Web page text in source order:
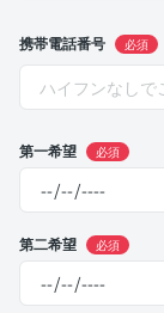
携帯電話番号 必須
第一希望 必須
第二希望 必須